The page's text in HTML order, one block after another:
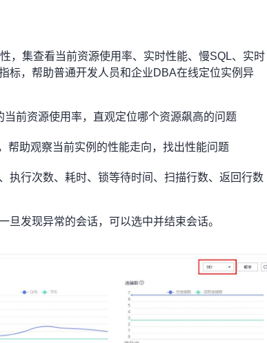
，集查看当前资源使用率、实时性能、慢SQL、实时
标，帮助普通开发人员和企业DBA在线定位实例异
前资源使用率，直观定位哪个资源飙高的问题
帮助观察当前实例的性能走向，找出性能问题
执行次数、耗时、锁等待时间、扫描行数、返回行数
发现异常的会话，可以选中并结束会话。